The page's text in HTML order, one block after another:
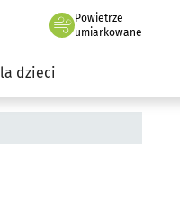
Powietrze
we Wrocławiu
umiarkowane
dzieci